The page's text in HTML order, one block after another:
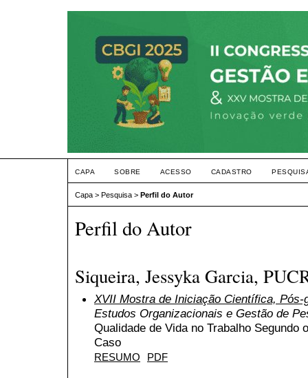
CAPA SOBRE ACESSO CADASTRO
Capa > Pesquisa > Perfil do Autor
Perfil do Autor
Siqueira, Jessyka Garcia,
XVII Mostra de Iniciação Científica,
Estudos Organizacionais e Gestão de
Qualidade de Vida no Trabalho Segundo
Caso
RESUMO PDF